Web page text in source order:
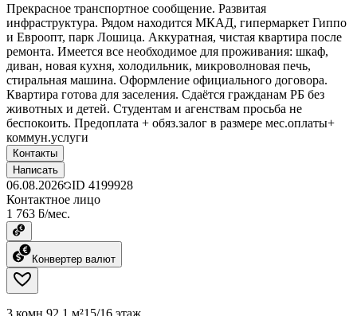
Прекрасное транспортное сообщение. Развитая
инфраструктура. Рядом находится МКАД, гипермаркет Гиппо
и Евроопт, парк Лошица. Аккуратная, чистая квартира после
ремонта. Имеется все необходимое для проживания: шкаф,
диван, новая кухня, холодильник, микроволновая печь,
стиральная машина. Оформление официального договора.
Квартира готова для заселения. Сдаётся гражданам РБ без
животных и детей. Студентам и агенствам просьба не
беспокоить. Предоплата + обяз.залог в размере мес.оплаты+
коммун.услуги
Контакты
Написать
06.08.2026 ID 4199928
Контактное лицо
1 763 ƃ/мес.
Конвертер валют
3 комн.92.1 м²15/16 этаж